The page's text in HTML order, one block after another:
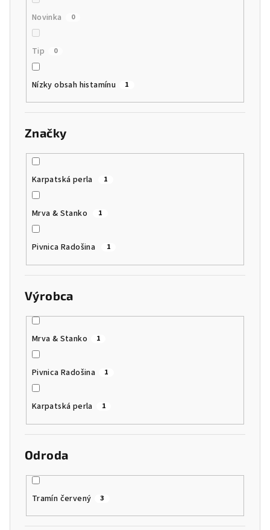
Novinka 0
Tip 0
Nízky obsah histamínu 1
Značky
Karpatská perla 1
Mrva & Stanko 1
Pivnica Radošina 1
Výrobca
Mrva & Stanko 1
Pivnica Radošina 1
Karpatská perla 1
Odroda
Tramín červený 3